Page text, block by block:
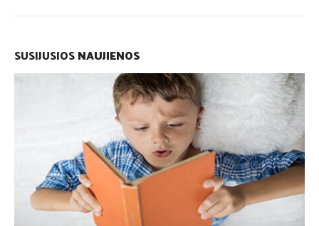
SUSIJUSIOSNAUJIENOS